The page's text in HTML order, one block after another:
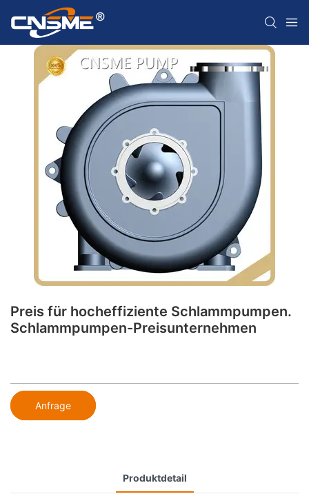
Preis für hocheffiziente Schlammpumpen.
Schlammpumpen-Preisunternehmen
Anfrage
Produktdetail